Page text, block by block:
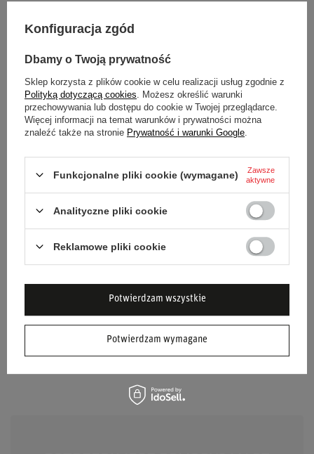
Poczuj pewność i bezpieczeństwo za kierownicą z kaskiem
Stilo ST5GT Composite Turismo!
Stan Nowy
Homologacja Homologacja FIA
Kolor Srebrny
Grupa wiekowa Dorośli
Materiał Inny
Płeć Unisex
Konfiguracja zgód
Dbamy o Twoją prywatność
Sklep korzysta z plików cookie w celu realizacji usług zgodnie z
Polityką dotyczącą cookies . Możesz określić warunki
przechowywania lub dostępu do cookie w Twojej przeglądarce.
Więcej informacji na temat warunków i prywatności można
znaleźć także na stronie Prywatność i warunki Google
Funkcjonalne pliki cookie (wymagane)
Zawsze
aktywne
Analityczne pliki cookie
Reklamowe pliki cookie
Potwierdzam wymagane
Potwierdzam wszystkie